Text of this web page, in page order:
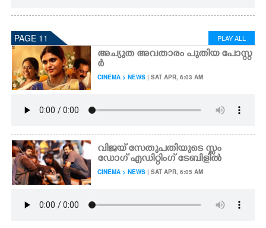
PAGE 11 PLAY ALL
അച്യുത അവതാരം പുതിയ പോസ്റ്റ
ർ
CINEMA > NEWS | SAT APR, 6:03 AM
വിജയ് സേതുപതിയുടെ സ്ലം
ഡോഗ് എഡിറ്റിംഗ് ടേബിളിൽ
CINEMA > NEWS | SAT APR, 6:05 AM